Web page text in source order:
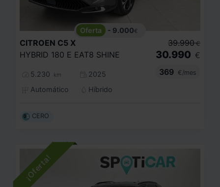
- 9.000€
CITROEN C5 X
HYBRID 180 E EAT8 SHINE
5.230 km
2025
Automático
Híbrido
39.990 €
30.990 €
369
€/mes
CERO